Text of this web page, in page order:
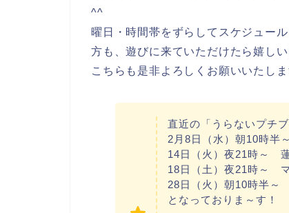
^^
曜日・時間帯をずらしてスケジュー
方も、遊びに来ていただけたら嬉しい
こちらも是非よろしくお願いいたし
直近の「うらないプチ
2月8日（水）朝10時半
14日（火）夜21時～
18日（土）夜21時～
28日（火）朝10時半～
となっておりま～す！